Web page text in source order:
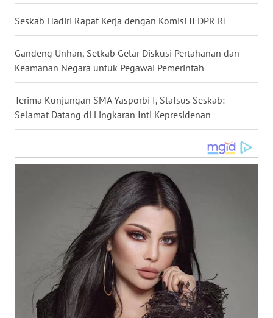
Seskab Hadiri Rapat Kerja dengan Komisi II DPR RI
Gandeng Unhan, Setkab Gelar Diskusi Pertahanan dan
Keamanan Negara untuk Pegawai Pemerintah
Terima Kunjungan SMA Yasporbi I, Stafsus Seskab:
Selamat Datang di Lingkaran Inti Kepresidenan
WN
TOBA
WN
TANJUNG
LESUNG